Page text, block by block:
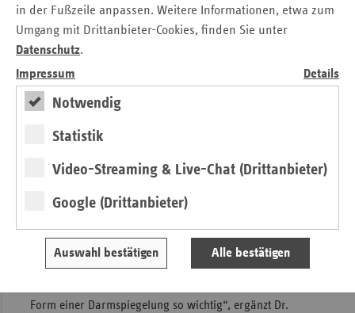
in der Fußzeile anpassen. Weitere Informationen, etwa zum
Umgang mit Drittanbieter-Cookies, finden Sie unter
Datenschutz.
Impressum
Details
Notwendig
Statistik
Video-Streaming & Live-Chat (Drittanbieter)
Google (Drittanbieter)
Auswahl bestätigen Alle bestätigen
Rückgang, der durch die Corona-Pandemie noch einmal
verstärkt wurde. Das gilt nicht nur bei der
Darmkrebsvorsorge. Die Krebs-
Früherkennungsuntersuchungen insgesamt werden nach
wie vor zu wenig genutzt. So waren im ersten Halbjahr
2021 in Westfalen-Lippe nur 11,6 Prozent der AOK-
versicherten Männer über 45 Jahren und 19,9 Prozent der
jetzt, rasch gegenzusteuern. Denn wer gesund leben will,
Ackermann, Vorsitzender des Vorstandes der AOK
NordWest.
„Das Tückische an einer Darmkrebserkrankung? Es gibt
Form einer Darmspiegelung so wichtig“, ergänzt Dr.